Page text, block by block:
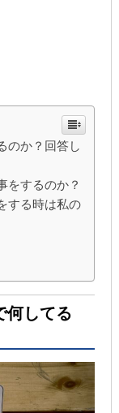
のか？回答し
をするのか？
する時は私の
何してる